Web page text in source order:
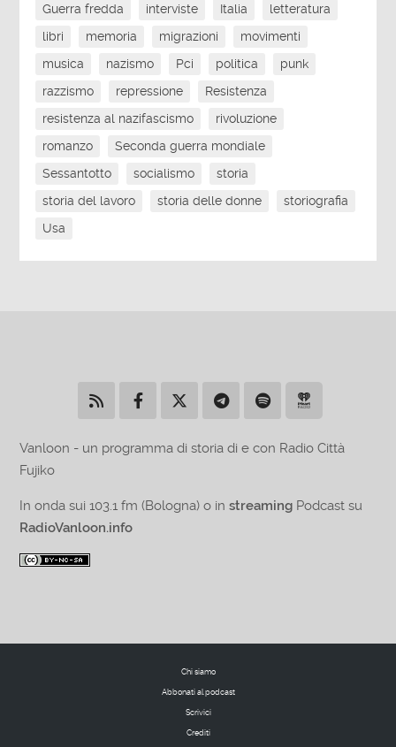
Guerra fredda
interviste Italia
letteratura
libri
memoria migrazioni
movimenti
musica
nazismo Pci politica
punk
razzismo
repressione
Resistenza
resistenza al nazifascismo
rivoluzione
romanzo
Seconda guerra mondiale
Sessantotto
socialismo
storia
storia del lavoro
storia delle donne
storiografia
Usa
Vanloon - un programma di storia di e con Radio Città
Fujiko
In onda sui 103.1 fm (Bologna) o instreaming Podcast su
RadioVanloon.info
Chi siamo
Abbonati al podcast
Scrivici
Crediti